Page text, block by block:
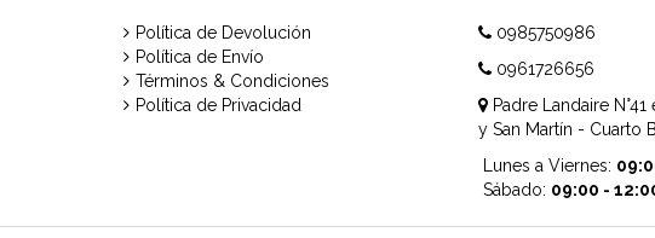
Política de Devolución
Política de Envío
Términos & Condiciones
Política de Privacidad
0985750986
0961726656
Padre Landaire
y San Martín - Cuarto
Lunes a Viernes:
Sábado: 09:00 -